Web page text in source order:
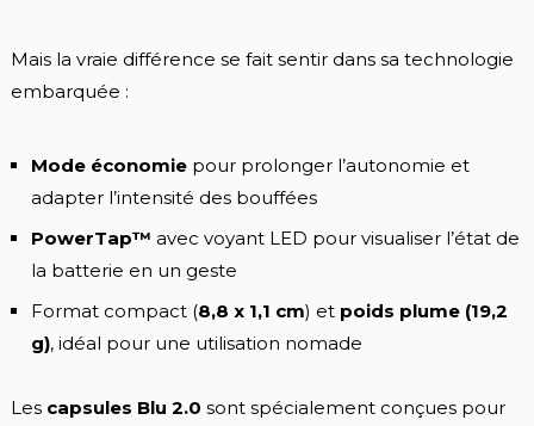
Mais la vraie différence se fait sentir dans sa technologie
embarquée :
Mode économiepour prolonger l’autonomie et
adapter l’intensité des bouffées
PowerTap™ avec voyant LED pour visualiser l’état de
la batterie en un geste
Format compact (8,8 x 1,1 cm) et poids plume (19,2
g), idéal pour une utilisation nomade
Les capsules Blu 2.0 sont spécialement conçues pour